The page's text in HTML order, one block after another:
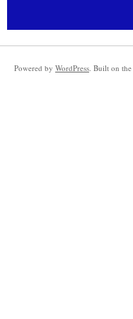
Powered by WordPress. Built on the